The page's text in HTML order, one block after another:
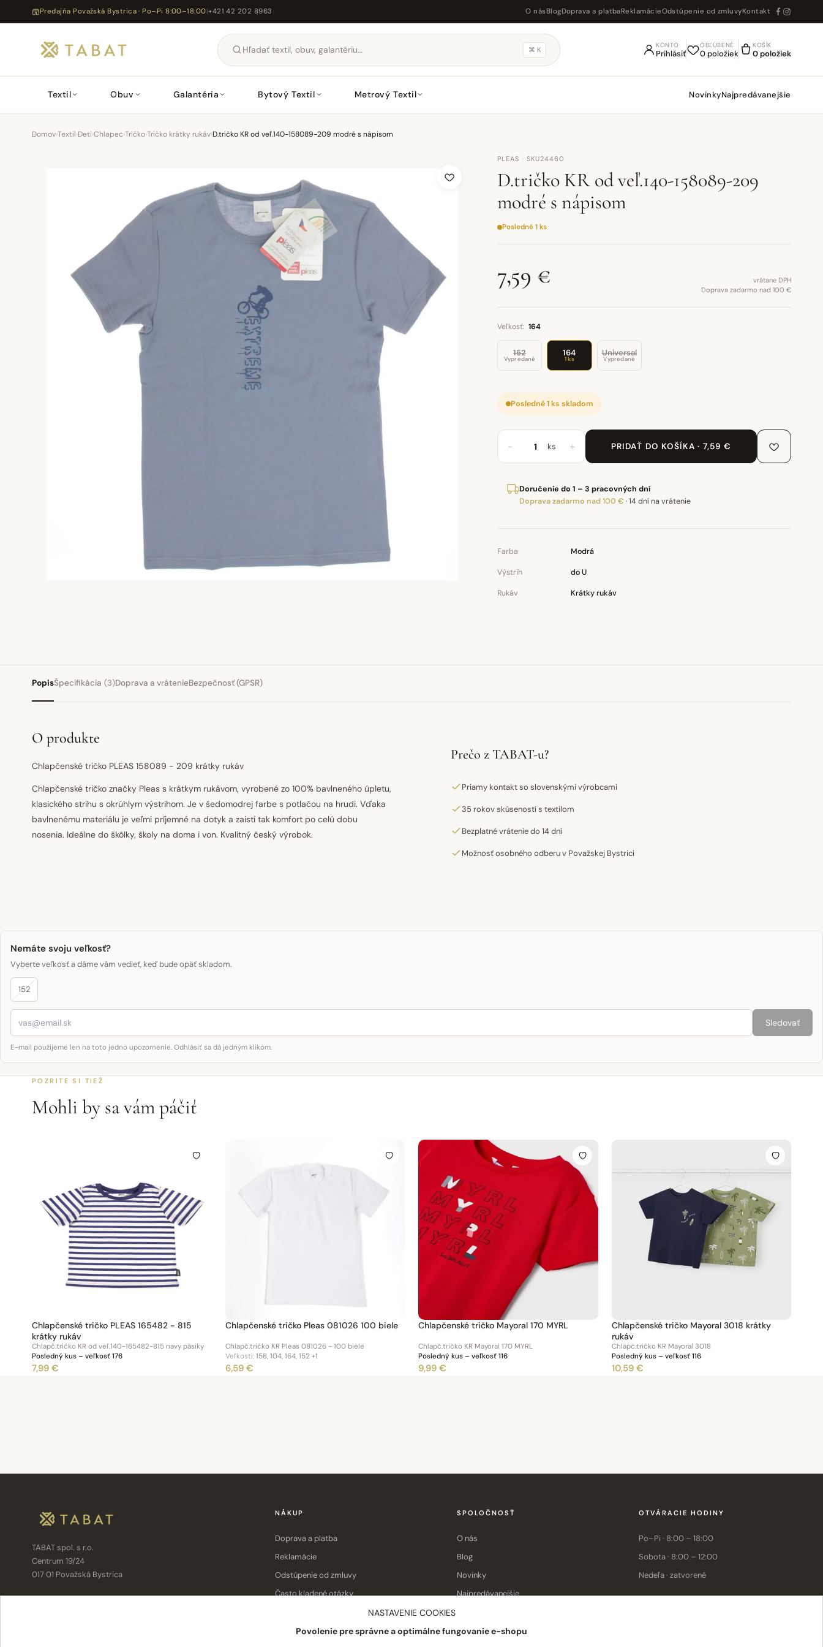
Predajňa Považská Bystrica · Po–Pi 8:00–18:00|+421 42 202 8963 O nás BlogDoprava a platbaReklamácieOdstúpenie od zmluvyKontakt
⌘ K
KONTO
Prihlásiť
OBĽÚBENÉ
0 položiek
KOŠÍK
0 položiek
Textil Obuv Galantéria Bytový Textil Metrový Textil NovinkyNajpredávanejšie
Domov›Textil›Deti›Chlapec›Tričko›Tričko krátky rukáv›D.tričko KR od veľ.140-158089-209 modré s nápisom
PLEAS · SKU24460
D.tričko KR od veľ.140-158089-209
modré s nápisom
Posledné 1 ks
7,59 €
vrátane DPH
Doprava zadarmo nad 100 €
Veľkosť: 164
152
Vypredané
164
1 ks
Universal
Vypredané
Posledné 1 ks skladom
− ks + PRIDAŤ DO KOŠÍKA · 7,59 €
Doručenie do 1 – 3 pracovných dní
Doprava zadarmo nad 100 € ·14 dní na vrátenie
Farba Modrá
Výstrih do U
Rukáv Krátky rukáv
PopisŠpecifikácia (3)Doprava a vrátenieBezpečnosť (GPSR)
O produkte
Chlapčenské tričko PLEAS 158089 - 209 krátky rukáv
Chlapčenské tričko značky Pleas s krátkym rukávom, vyrobené zo 100% bavlneného úpletu,
klasického strihu s okrúhlym výstrihom. Je v šedomodrej farbe s potlačou na hrudi. Vďaka
bavlnenému materiálu je veľmi príjemné na dotyk a zaistí tak komfort po celú dobu
nosenia. Ideálne do škôlky, školy na doma i von. Kvalitný český výrobok.
Prečo z TABAT-u?
Priamy kontakt so slovenskými výrobcami
35 rokov skúseností s textilom
Bezplatné vrátenie do 14 dní
Možnosť osobného odberu v Považskej Bystrici
Nemáte svoju veľkosť?
Vyberte veľkosť a dáme vám vedieť, keď bude opäť skladom.
152
Sledovať
E-mail použijeme len na toto jedno upozornenie. Odhlásiť sa dá jedným klikom.
POZRITE SI TIEŽ
Mohli by sa vám páčiť
Chlapčenské tričko PLEAS 165482 - 815
krátky rukáv
Chlapč.tričko KR od veľ.140-165482-815 navy pásiky
Posledný kus – veľkosť 176
7,99 €
Chlapčenské tričko Pleas 081026 100 biele
Chlapč.tričko KR Pleas 081026 - 100 biele
Veľkosti:158, 104, 164, 152 +1
6,59 €
Chlapčenské tričko Mayoral 170 MYRL
Chlapč.tričko KR Mayoral 170 MYRL
Posledný kus – veľkosť 116
9,99 €
Chlapčenské tričko Mayoral 3018 krátky
rukáv
Chlapč.tričko KR Mayoral 3018
Posledný kus – veľkosť 116
10,59 €
TABAT spol. s r.o.
Centrum 19/24
017 01 Považská Bystrica
NÁKUP
Doprava a platba
Reklamácie
Odstúpenie od zmluvy
Často kladené otázky
SPOLOČNOSŤ
O nás
Blog
Novinky
Najpredávanejšie
OTVÁRACIE HODINY
Po–Pi · 8:00 – 18:00
Sobota · 8:00 – 12:00
Nedeľa · zatvorené
NASTAVENIE COOKIES
Povolenie pre správne a optimálne fungovanie e-shopu